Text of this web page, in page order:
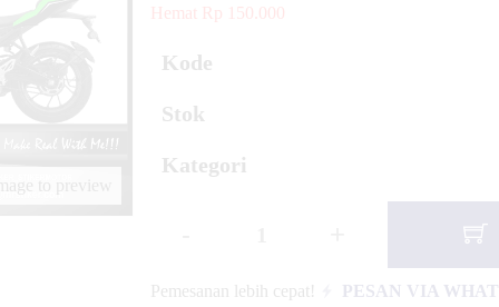
Standar YZ
65 Navy Blue
to preview
Hemat Rp 150.000
Kode
Stok
Kategori
Pemesanan lebih cepat! PESAN VIA